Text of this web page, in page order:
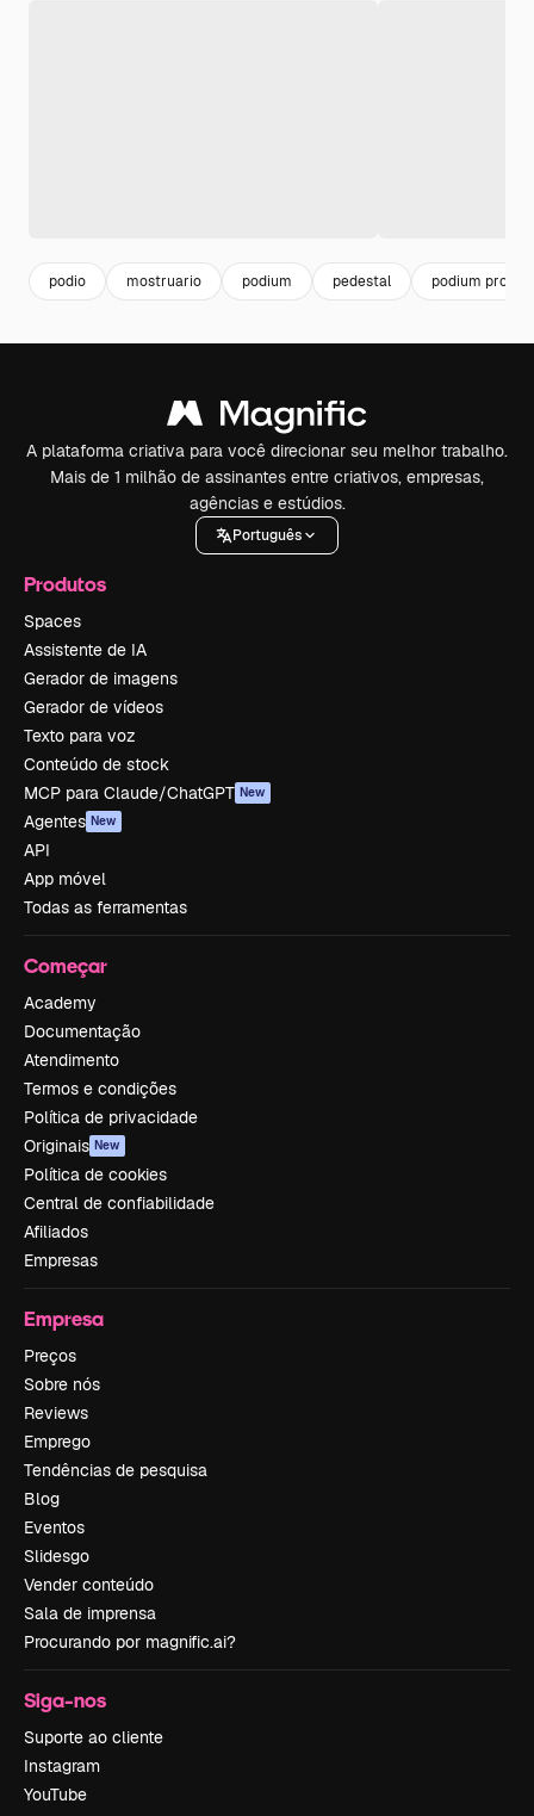
podio mostruario podium pedestal podium
A plataforma criativa para você direcionar seu melhor trabalho.
Mais de 1 milhão de assinantes entre criativos, empresas,
agências e estúdios.
Português
Produtos
Spaces
Assistente de IA
Gerador de imagens
Gerador de vídeos
Texto para voz
Conteúdo de stock
MCP para Claude/ChatGPT New
Agentes New
API
App móvel
Todas as ferramentas
Começar
Academy
Documentação
Atendimento
Termos e condições
Política de privacidade
Originais New
Política de cookies
Central de confiabilidade
Afiliados
Empresas
Empresa
Preços
Sobre nós
Reviews
Emprego
Tendências de pesquisa
Blog
Eventos
Slidesgo
Vender conteúdo
Sala de imprensa
Procurando por magnific.ai?
Siga-nos
Suporte ao cliente
Instagram
YouTube